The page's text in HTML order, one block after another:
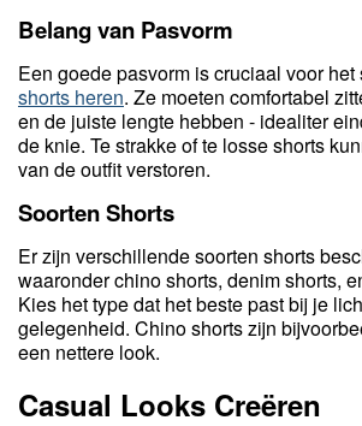
Belang van Pasvorm
Een goede pasvorm is cruciaal voor
shorts heren. Ze moeten comfortabel
en de juiste lengte hebben - idealiter
de knie. Te strakke of te losse shorts
van de outfit verstoren.
Soorten Shorts
Er zijn verschillende soorten shorts
waaronder chino shorts, denim shorts,
Kies het type dat het beste past bij je
gelegenheid. Chino shorts zijn
een nettere look.
Casual Looks Creëren